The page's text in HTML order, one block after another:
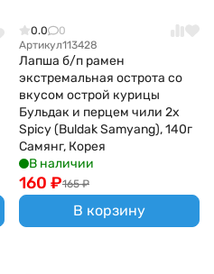
0.0
0
Артикул113428
Лапша б/п рамен
экстремальная острота со
вкусом острой курицы
Бульдак и перцем чили 2х
Spicy (Buldak Samyang), 140г
Самянг, Корея
В наличии
165 ₽
160 ₽
В корзину